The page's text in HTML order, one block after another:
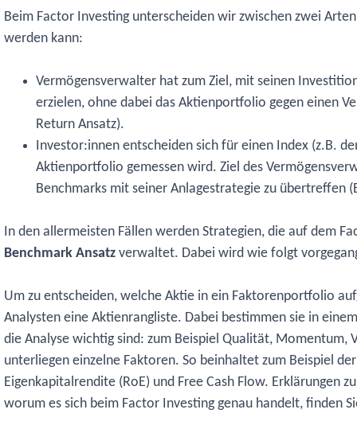
Beim Factor Investing unterscheiden wir zwischen zwei
werden kann:
Vermögensverwalter hat zum Ziel, mit seinen
erzielen, ohne dabei das Aktienportfolio gegen einen
Return Ansatz).
Investor:innen entscheiden sich für einen Index (z.B.
Aktienportfolio gemessen wird. Ziel des
Benchmarks mit seiner Anlagestrategie zu übertreffen
In den allermeisten Fällen werden Strategien, die auf dem
Benchmark Ansatz verwaltet. Dabei wird wie folgt
Um zu entscheiden, welche Aktie in ein Faktorenportfolio
Analysten eine Aktienrangliste. Dabei bestimmen sie in
die Analyse wichtig sind: zum Beispiel Qualität, Momentum,
unterliegen einzelne Faktoren. So beinhaltet zum Beispiel
Eigenkapitalrendite (RoE) und Free Cash Flow. Erklärungen
worum es sich beim Factor Investing genau handelt, finden